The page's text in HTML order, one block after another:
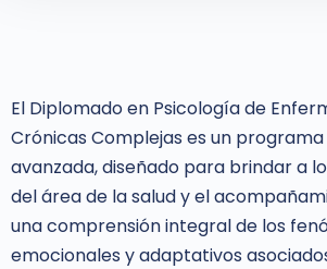
El Diplomado en Psicología de
Crónicas Complejas es un
avanzada, diseñado para brindar a
del área de la salud y el
una comprensión integral de los
emocionales y adaptativos